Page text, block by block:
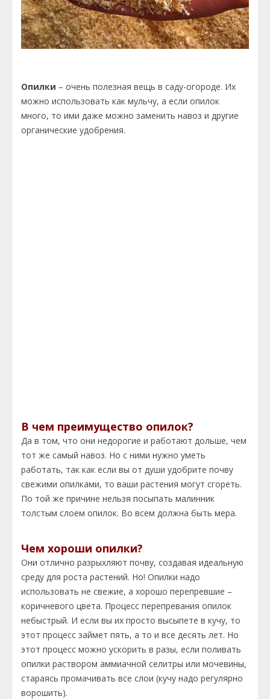
Опилки – очень полезная вещь в саду-огороде. Их
можно использовать как мульчу, а если опилок
много, то ими даже можно заменить навоз и другие
органические удобрения.
В чем преимущество опилок?
Да в том, что они недорогие и работают дольше, чем
тот же самый навоз. Но с ними нужно уметь
работать, так как если вы от души удобрите почву
свежими опилками, то ваши растения могут сгореть.
По той же причине нельзя посыпать малинник
толстым слоем опилок. Во всем должна быть мера.
Чем хороши опилки?
Они отлично разрыхляют почву, создавая идеальную
среду для роста растений. Но! Опилки надо
использовать не свежие, а хорошо перепревшие –
коричневого цвета. Процесс перепревания опилок
небыстрый. И если вы их просто высыпете в кучу, то
этот процесс займет пять, а то и все десять лет. Но
этот процесс можно ускорить в разы, если поливать
опилки раствором аммиачной селитры или мочевины,
стараясь промачивать все слои (кучу надо регулярно
ворошить).